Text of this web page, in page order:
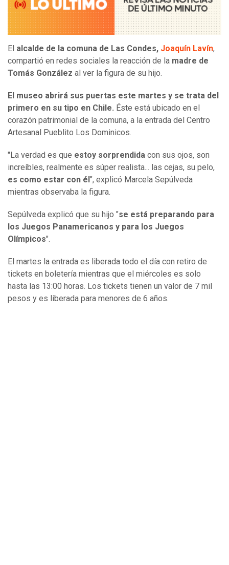
El alcalde de la comuna de Las Condes, Joaquín Lavín,
compartió en redes sociales la reacción de la madre de
Tomás González al ver la figura de su hijo.
El museo abrirá sus puertas este martes y se trata del
primero en su tipo en Chile. Éste está ubicado en el
corazón patrimonial de la comuna, a la entrada del Centro
Artesanal Pueblito Los Dominicos.
"La verdad es que estoy sorprendida con sus ojos, son
increíbles, realmente es súper realista... las cejas, su pelo,
es como estar con él ", explicó Marcela Sepúlveda
mientras observaba la figura.
Sepúlveda explicó que su hijo "se está preparando para
los Juegos Panamericanos y para los Juegos
Olímpicos".
El martes la entrada es liberada todo el día con retiro de
tickets en boletería mientras que el miércoles es solo
hasta las 13:00 horas. Los tickets tienen un valor de 7 mil
pesos y es liberada para menores de 6 años.